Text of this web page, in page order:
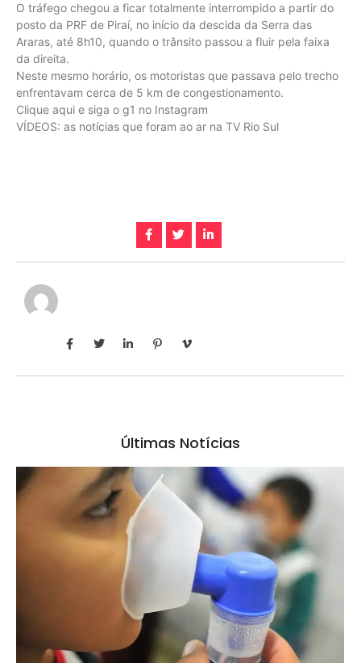
O tráfego chegou a ficar totalmente interrompido a partir do
posto da PRF de Piraí, no início da descida da Serra das
Araras, até 8h10, quando o trânsito passou a fluir pela faixa
da direita.
Neste mesmo horário, os motoristas que passava pelo trecho
enfrentavam cerca de 5 km de congestionamento.
Clique aqui e siga o g1 no Instagram
VÍDEOS: as notícias que foram ao ar na TV Rio Sul
Últimas Notícias